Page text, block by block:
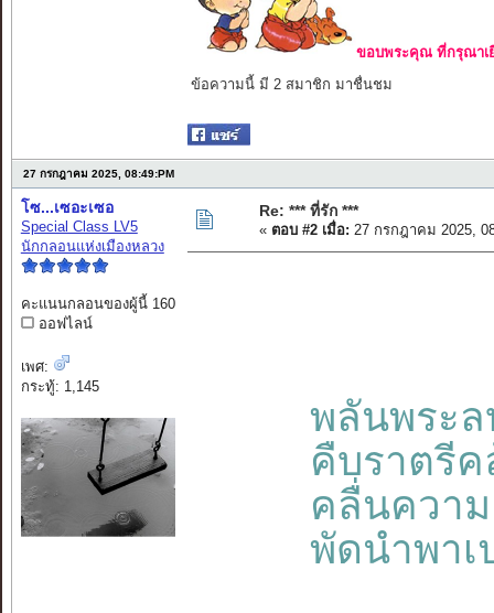
ขอบพระคุณ ที่กรุณาเ
ข้อความนี้ มี 2 สมาชิก มาชื่นชม
27 กรกฎาคม 2025, 08:49:PM
โซ...เซอะเซอ
Special Class LV5
นักกลอนแห่งเมืองหลวง
คะแนนกลอนของผู้นี้ 160
ออฟไลน์
เพศ:
กระทู้: 1,145
Re: *** ที่รัก ***
« ตอบ #2 เมื่อ: 27 กรกฎาคม 2025,
พลันพระล
คืบราตรีค
คลื่นความ
พัดนำพาเ